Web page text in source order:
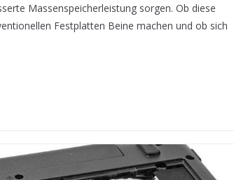
Massenspeicherleistung sorgen. Ob diese
Festplatten Beine machen und ob sich